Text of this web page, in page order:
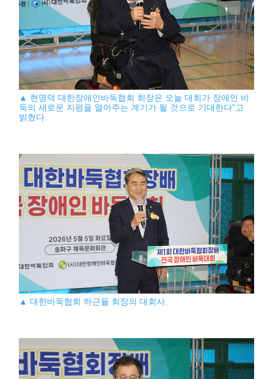
▲ 현명덕 대한장애인바둑협회 회장은 오늘 대회가 장애인 바
둑의 새로운 지평을 열어주는 계기가 될 것으로 기대한다”고
밝혔다.
▲ 대한바둑협회 하근율 회장의 대회사.